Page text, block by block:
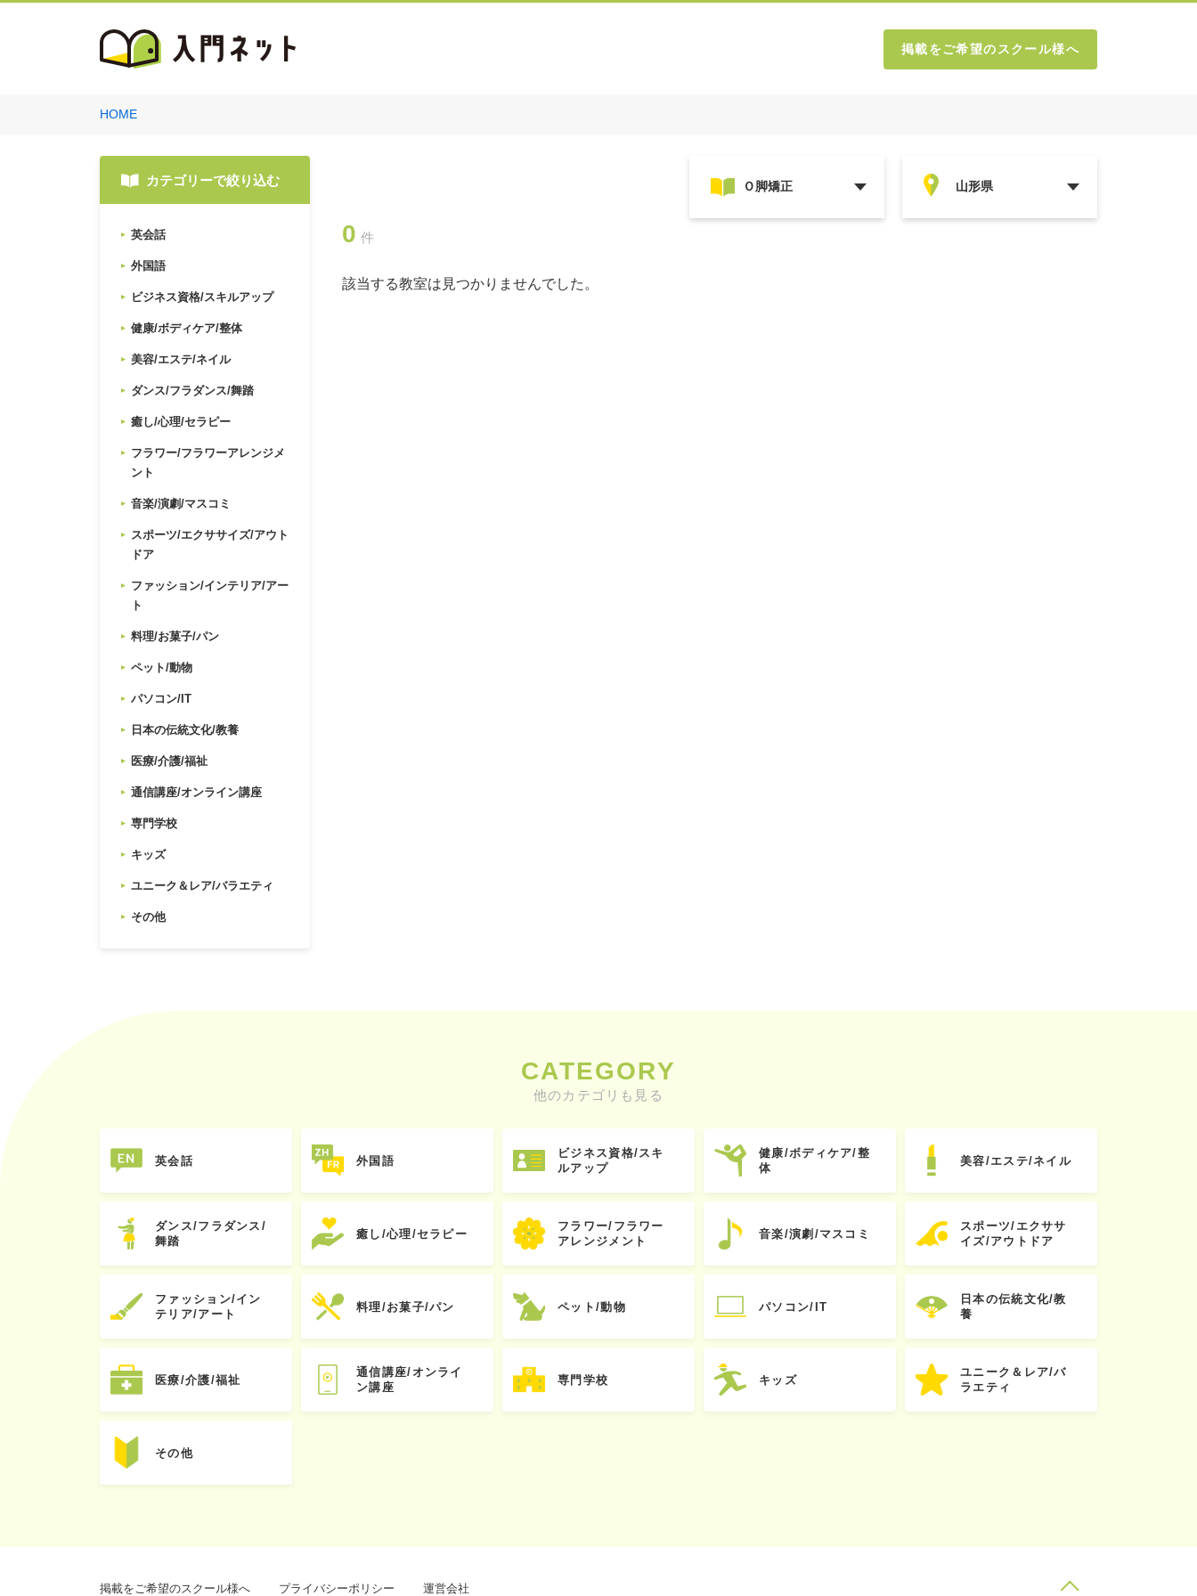
掲載をご希望のスクール様へ
HOME
カテゴリーで絞り込む
英会話
外国語
ビジネス資格/スキルアップ
健康/ボディケア/整体
美容/エステ/ネイル
ダンス/フラダンス/舞踏
癒し/心理/セラピー
フラワー/フラワーアレンジメ
ント
音楽/演劇/マスコミ
スポーツ/エクササイズ/アウト
ドア
ファッション/インテリア/アー
ト
料理/お菓子/パン
ペット/動物
パソコン/IT
日本の伝統文化/教養
医療/介護/福祉
通信講座/オンライン講座
専門学校
キッズ
ユニーク＆レア/バラエティ
その他
0 件
該当する教室は見つかりませんでした。
CATEGORY
他のカテゴリも見る
英会話 外国語
ビジネス資格/スキ
ルアップ
健康/ボディケア/整
体
美容/エステ/ネイル
ダンス/フラダンス/
舞踏
癒し/心理/セラピー
フラワー/フラワー
アレンジメント
音楽/演劇/マスコミ
スポーツ/エクササ
イズ/アウトドア
ファッション/イン
テリア/アート
料理/お菓子/パン ペット/動物 パソコン/IT
日本の伝統文化/教
養
医療/介護/福祉
通信講座/オンライ
ン講座
専門学校 キッズ
ユニーク＆レア/バ
ラエティ
その他
掲載をご希望のスクール様へ プライバシーポリシー 運営会社